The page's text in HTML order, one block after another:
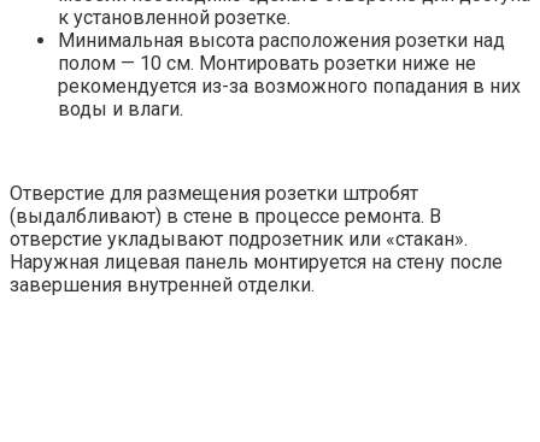
к установленной розетке.
Минимальная высота расположения розетки над
полом — 10 см. Монтировать розетки ниже не
рекомендуется из-за возможного попадания в них
воды и влаги.
Отверстие для размещения розетки штробят
(выдалбливают) в стене в процессе ремонта. В
отверстие укладывают подрозетник или «стакан».
Наружная лицевая панель монтируется на стену после
завершения внутренней отделки.